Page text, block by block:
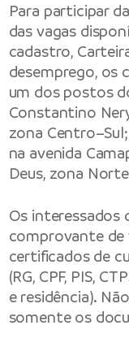
Para participar
das vagas
cadastro,
desemprego, os
um dos postos
Constantino
zona
na avenida
Deus, zona
Os interessados
comprovante de
certificados de
(RG, CPF, PIS,
e residência).
somente os